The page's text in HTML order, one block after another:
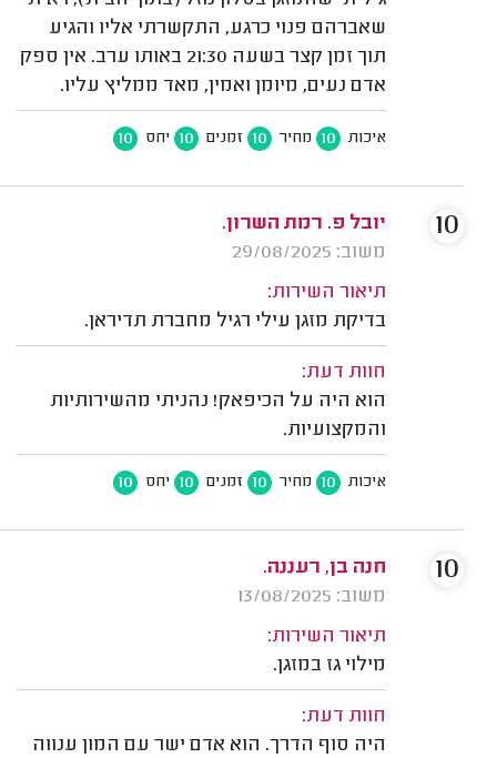
שאברהם פנוי כרגע, התקשרתי אליו והגיע
תוך זמן קצר בשעה 21:30 באותו ערב. אין ספק
אדם נעים, מיומן ואמין, מאד ממליץ עליו.
איכות 10 מחיר 10 זמנים 10 יחס 10
יובל פ. רמת השרון.
משוב: 29/08/2025
תיאור השירות:
בדיקת מזגן עילי רגיל מחברת תדיראן.
חוות דעת:
הוא היה על הכיפאק! נהניתי מהשירותיות
והמקצועיות.
איכות 10 מחיר 10 זמנים 10 יחס 10
10
חנה בן, רעננה.
משוב: 13/08/2025
תיאור השירות:
מילוי גז במזגן.
חוות דעת:
היה סוף הדרך. הוא אדם ישר עם המון ענווה
10